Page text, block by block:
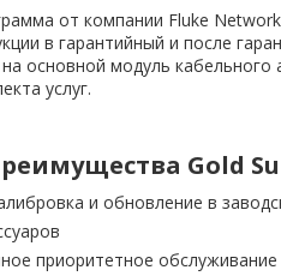
от компании Fluke
в гарантийный и после
основной модуль
услуг.
Gold
и обновление в
приоритетное